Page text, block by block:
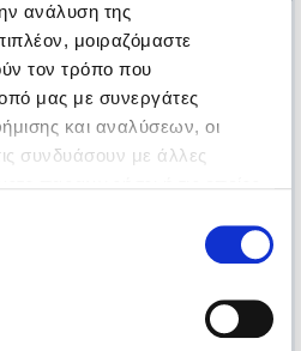
ανάλυση της
μοιραζόμαστε
τον τρόπο που
μας με συνεργάτες
και αναλύσεων, οι
συνδυάσουν με άλλες
και δώρα.